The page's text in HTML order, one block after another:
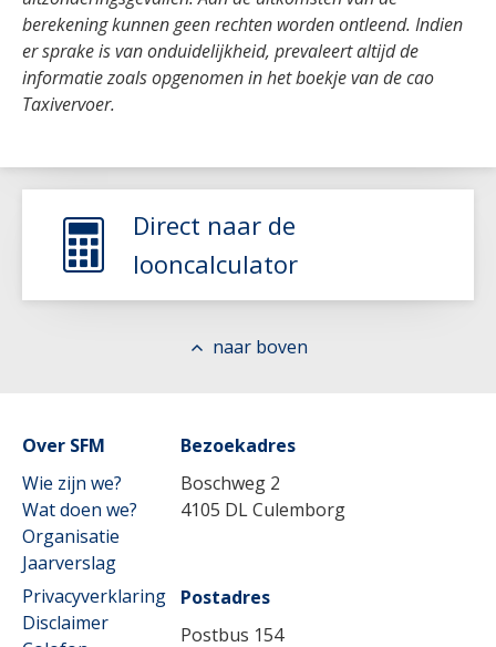
berekening kunnen geen rechten worden ontleend. Indien
er sprake is van onduidelijkheid, prevaleert altijd de
informatie zoals opgenomen in het boekje van de cao
Taxivervoer.
Direct naar de
looncalculator
naar boven
Over SFM
Wie zijn we?
Wat doen we?
Organisatie
Jaarverslag
Privacyverklaring
Disclaimer
Bezoekadres
Boschweg 2
4105 DL Culemborg
Postadres
Postbus 154